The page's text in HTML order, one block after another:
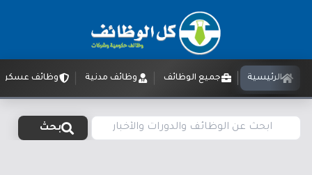
الرئيسية جميع الوظائف وظائف مدنية وظائف
بحث